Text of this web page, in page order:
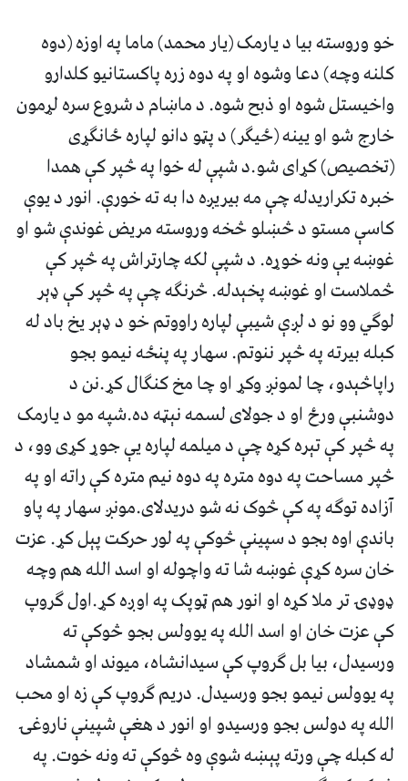
خو وروسته بيا د يارمک (يار محمد) ماما په اوزه (دوه
کلنه وچه) دعا وشوه او په دوه زره پاکستانيو کلدارو
واخيستل شوه او ذبح شوه. د ماښام د شروع سره لړمون
خارج شو او يينه (ځيگر) د پټو دانو لپاره ځانگړى
(تخصيص) کړاى شو.د شپې له خوا په څپر کې همدا
خبره تکراريدله چې مه بيريږه دا به ته خورې. انور د يوې
کاسې مستو د څښلو څخه وروسته مريض غوندې شو او
غوښه يې ونه خوړه. د شپې لکه چارتراش په څپر کې
څملاست او غوښه پخېدله. څرنگه چې په څپر کې ډېر
لوگي وو نو د لږې شيبې لپاره راووتم خو د ډېر يخ باد له
کبله بيرته په څپر ننوتم. سهار په پنځه نيمو بجو
راپاڅېدو، چا لمونږ وکړ او چا مخ کنگال کړ.نن د
دوشنبې ورځ او د جولاى لسمه نېټه ده.شپه مو د يارمک
په څپر کې تېره کړه چې د ميلمه لپاره يې جوړ کړى وو، د
څپر مساحت په دوه متره په دوه نيم متره کې راته او په
آزاده توگه په کې څوک نه شو دريدلاى.مونږ سهار په پاو
باندې اوه بجو د سپينې څوکې په لور حرکت پېل کړ. عزت
خان سره کړې غوښه شا ته واچوله او اسد الله هم وچه
ډوډۍ تر ملا کړه او انور هم ټوپک په اوږه کړ.اول گروپ
کې عزت خان او اسد الله په يوولس بجو څوکې ته
ورسيدل، بيا بل گروپ کې سيدانشاه، ميوند او شمشاد
په يوولس نيمو بجو ورسيدل. دريم گروپ کې زه او محب
الله په دولس بجو ورسيدو او انور د هغې شپينې ناروغۍ
له کبله چې ورته پېښه شوې وه څوکې ته ونه خوت. په